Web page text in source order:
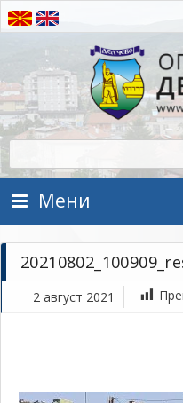
Прескокнете на содржината
Општина Делчево
Општина Делчево
Мени
2 август 2021